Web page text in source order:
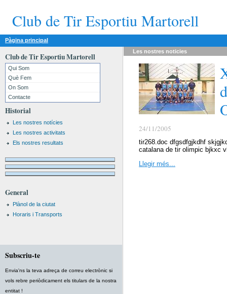
Club de Tir Esportiu Martorell
Pàgina principal
Club de Tir Esportiu Martorell
Qui Som
Què Fem
On Som
Contacte
Historial
Les nostres notícies
Les nostres activitats
Els nostres resultats
General
Plànol de la ciutat
Horaris i Transports
Subscriu-te
Envia'ns la teva adreça de correu electrònic si
vols rebre periòdicament els titulars de la nostra
entitat !
Les nostres noticies
24/11/2005
tir268.doc dfgsdfgjkdhf
catalana de tir olimpic bjkxc
Llegir més...